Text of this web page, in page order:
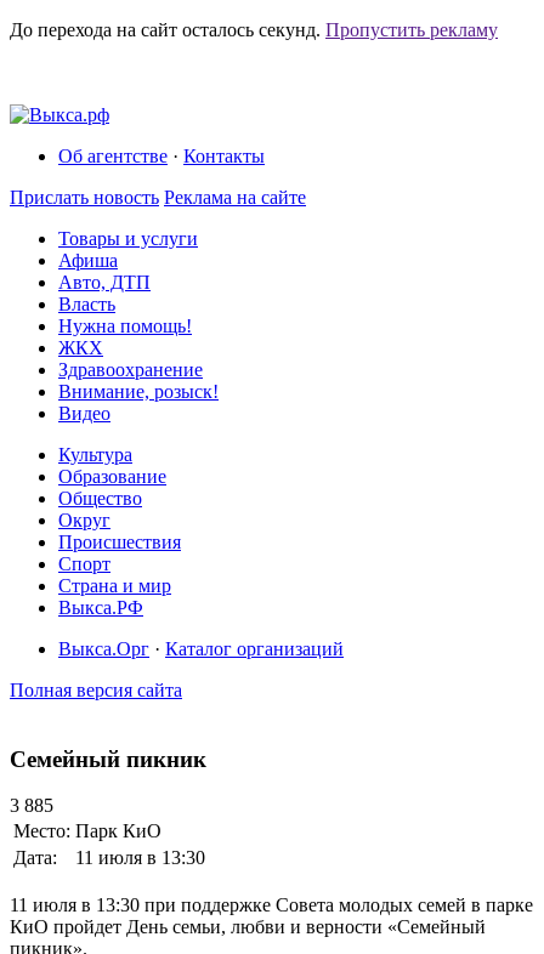
До перехода на сайт осталось секунд. Пропустить рекламу
Об агентстве · Контакты
Прислать новость Реклама на сайте
Товары и услуги
Афиша
Авто, ДТП
Власть
Нужна помощь!
ЖКХ
Здравоохранение
Внимание, розыск!
Видео
Культура
Образование
Общество
Округ
Происшествия
Спорт
Страна и мир
Выкса.РФ
Выкса.Орг · Каталог организаций
Полная версия сайта
Семейный пикник
3 885
Место: Парк КиО
Дата:
11 июля в 13:30
11 июля в 13:30 при поддержке Совета молодых семей в парке
КиО пройдет День семьи, любви и верности «Семейный
пикник».